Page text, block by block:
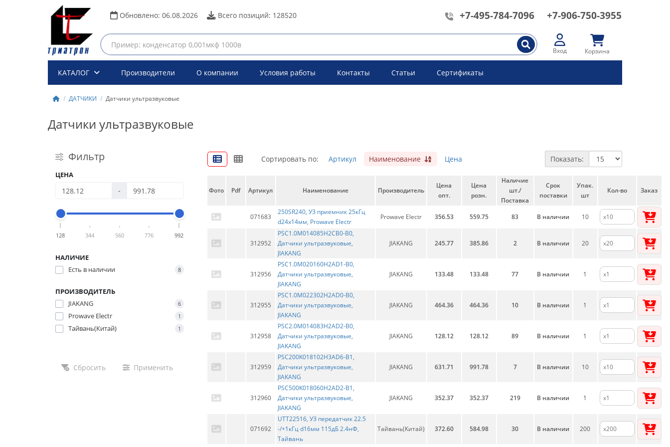
Обновлено: 06.08.2026 Всего позиций: 128520 +7-495-784-7096 +7-906-750-3955
Вход Корзина
КАТАЛОГ Производители О компании Условия работы Контакты Статьи Сертификаты
ДАТЧИКИ Датчики ультразвуковые
Датчики ультразвуковые
Фильтр
ЦЕНА
-
128 344 560 776 992
НАЛИЧИЕ
Есть в наличии
8
ПРОИЗВОДИТЕЛЬ
JIAKANG
6
Prowave Electr 1
Тайвань(Китай) 1
Сбросить Применить
Сортировать по: Артикул Наименование Цена Показать:
Фото Pdf Артикул Наименование Производитель
Цена
опт.
Цена
розн.
Наличие
шт./
Поставка
Срок
поставки
Упак.
шт
Кол-во Заказ
071683
250SR240, УЗ приемник 25кГц
d24х14мм, Prowave Electr
Prowave Electr 356.53 559.75 83 В наличии 10
312952
PSC1.0M014085H2CB0-B0,
Датчики ультразвуковые,
JIAKANG
JIAKANG 245.77 385.86 2 В наличии 20
312956
PSC1.0M020160H2AD1-B0,
Датчики ультразвуковые,
JIAKANG
JIAKANG 133.48 133.48 77 В наличии 1
312955
PSC1.0M022302H2AD0-B0,
Датчики ультразвуковые,
JIAKANG
JIAKANG 464.36 464.36 10 В наличии 1
312958
PSC2.0M014083H2AD2-B0,
Датчики ультразвуковые,
JIAKANG
JIAKANG 128.12 128.12 89 В наличии 1
312959
PSC200K018102H3AD6-B1,
Датчики ультразвуковые,
JIAKANG
JIAKANG 631.71 991.78 7 В наличии 10
312960
PSC500K018060H2AD2-B1,
Датчики ультразвуковые,
JIAKANG
JIAKANG 352.37 352.37 219 В наличии 1
071692
UTT22516, УЗ передатчик 22.5
-/+1кГц d16мм 115дБ 2.4нФ,
Тайвань
Тайвань(Китай) 372.60 584.98 30 В наличии 200